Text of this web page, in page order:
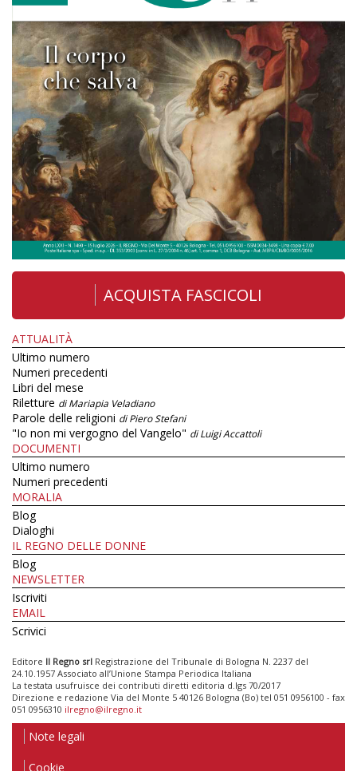
ACQUISTA FASCICOLI
ATTUALITÀ
Ultimo numero
Numeri precedenti
Libri del mese
Riletture di Mariapia Veladiano
Parole delle religioni di Piero Stefani
"Io non mi vergogno del Vangelo" di Luigi Accattoli
DOCUMENTI
Ultimo numero
Numeri precedenti
MORALIA
Blog
Dialoghi
IL REGNO DELLE DONNE
Blog
NEWSLETTER
Iscriviti
EMAIL
Scrivici
Editore Il Regno srl Registrazione del Tribunale di Bologna N. 2237 del
24.10.1957 Associato all’Unione Stampa Periodica Italiana
La testata usufruisce dei contributi diretti editoria d.lgs 70/2017
Direzione e redazione Via del Monte 5 40126 Bologna (Bo) tel 051 0956100 - fax
051 0956310 ilregno@ilregno.it
Note legali
Cookie